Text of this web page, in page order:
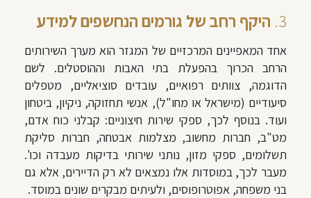
3. היקף רחב של גורמים הנחשפים למידע
אחד המאפיינים המרכזיים של המגזר הוא מערך השירותים
הרחב הכרוך בהפעלת בתי האבות וההוסטלים. לשם
הדוגמה, צוותים רפואיים, עובדים סוציאליים, מטפלים
סיעודיים (מישראל או מחו"ל), אנשי תחזוקה, ניקיון, ביטחון
ועוד. בנוסף לכך, ספקי שירות חיצוניים: קבלני כוח אדם,
מט"ב, חברות מחשוב, מצלמות אבטחה, חברות סליקת
תשלומים, ספקי מזון, נותני שירותי בדיקות מעבדה וכו'.
מעבר לכך, במוסדות אלו נמצאים לא רק הדיירים, אלא גם
בני משפחה, אפוטרופוסים, ולעיתים מבקרים שונים במוסד.